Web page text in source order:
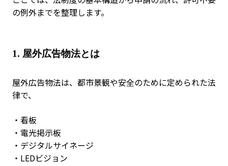
の例外までを整理します。
1. 屋外広告物法とは
屋外広告物法は、都市景観や安全のために定められた法
律で、
・看板
・電光掲示板
・デジタルサイネージ
・LEDビジョン